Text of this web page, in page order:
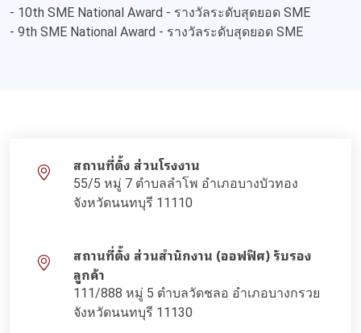
- 10th SME National Award - รางวัลระดับสุดยอด SME
- 9th SME National Award - รางวัลระดับสุดยอด SME
สถานที่ตั้ง ส่วนโรงงาน
55/5 หมู่ 7 ตำบลลำโพ อำเภอบางบัวทอง
จังหวัดนนทบุรี 11110
สถานที่ตั้ง ส่วนสำนักงาน (ออฟฟิศ) รับรอง
ลูกค้า
111/888 หมู่ 5 ตำบลวัดชลอ อำเภอบางกรวย
จังหวัดนนทบุรี 11130